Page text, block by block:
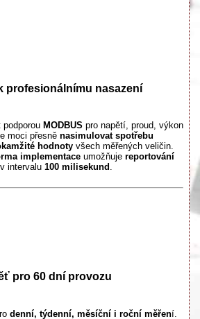
profesionálnímu nasazení
podporou MODBUS pro napětí, proud, výkon
moci přesně nasimulovat spotřebu
hodnoty všech měřených veličin.
implementace umožňuje reportování
intervalu 100 milisekund .
pro 60 dní provozu
denní, týdenní, měsíční i roční měření.